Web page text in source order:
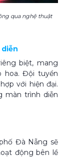
qua nghệ thuật
biệt, mang
hoa. Đội tuyển
với hiện đại.
màn trình diễn
Đà Nẵng sẽ
động bên lề